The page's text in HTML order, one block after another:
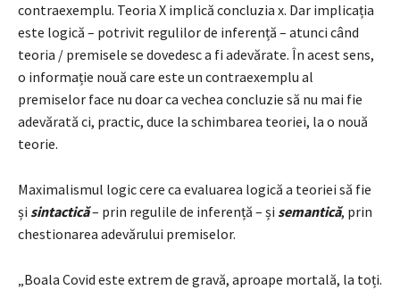
contraexemplu. Teoria X implică concluzia x. Dar implicația
este logică – potrivit regulilor de inferență – atunci când
teoria / premisele se dovedesc a fi adevărate. În acest sens,
o informație nouă care este un contraexemplu al
premiselor face nu doar ca vechea concluzie să nu mai fie
adevărată ci, practic, duce la schimbarea teoriei, la o nouă
teorie.
Maximalismul logic cere ca evaluarea logică a teoriei să fie
și sintactică– prin regulile de inferență – și semantică, prin
chestionarea adevărului premiselor.
„Boala Covid este extrem de gravă, aproape mortală, la toți.